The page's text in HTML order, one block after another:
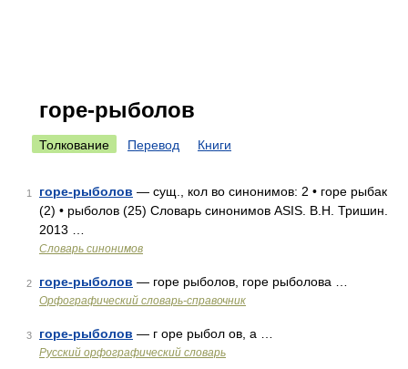
горе-рыболов
Толкование Перевод Книги
1 горе-рыболов — сущ., кол во синонимов: 2 • горе рыбак
(2) • рыболов (25) Словарь синонимов ASIS. В.Н. Тришин.
2013 …
Словарь синонимов
2 горе-рыболов — горе рыболов, горе рыболова …
Орфографический словарь-справочник
3 горе-рыболов — г оре рыбол ов, а …
Русский орфографический словарь